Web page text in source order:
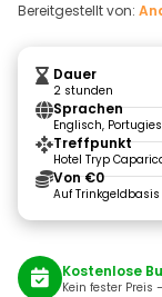
Bereitgestellt von:
Dauer
2 stunden
Sprachen
Englisch,
Treffpunkt
Hotel Tryp
Von €0
Auf Trinkgeldbasis
Kostenlose
Kein fester Preis